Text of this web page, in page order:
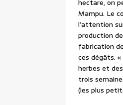
hectare, on
Mampu. Le
l’attention
production
fabrication
ces dégâts.
herbes et
trois
(les plus